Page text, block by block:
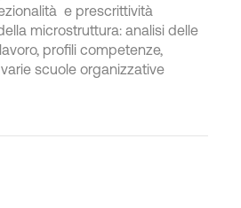
e prescrittività
microstruttura: analisi delle
profili competenze,
scuole organizzative